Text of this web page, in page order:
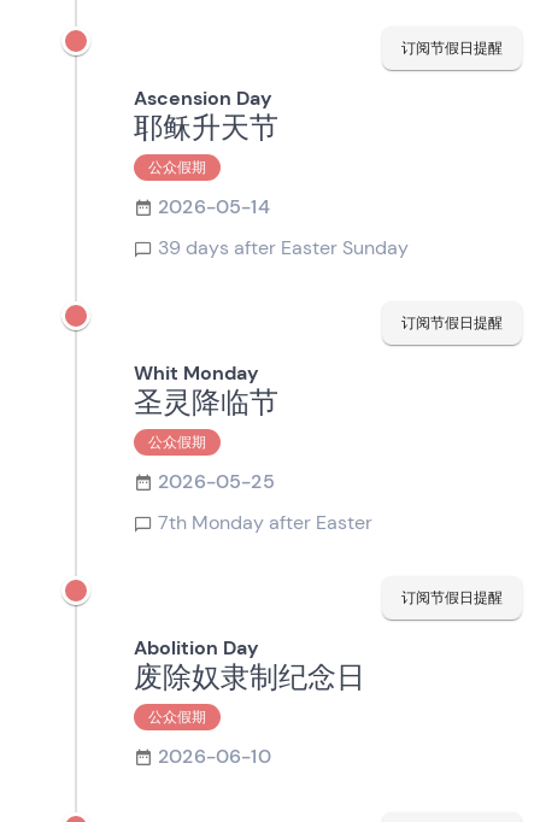
订阅节假日提醒
Ascension Day
耶稣升天节
公众假期
2026-05-14
39 days after Easter Sunday
订阅节假日提醒
Whit Monday
圣灵降临节
公众假期
2026-05-25
7th Monday after Easter
订阅节假日提醒
Abolition Day
废除奴隶制纪念日
公众假期
2026-06-10